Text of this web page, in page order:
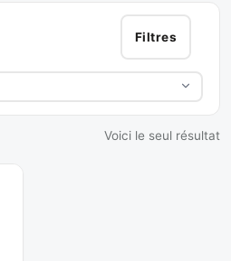
Filtres
Voici le seul résultat